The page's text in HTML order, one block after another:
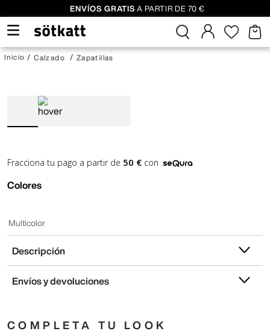
ENVÍOS GRATIS A PARTIR DE 70 €
Calzado Zapatillas
Fracciona tu pago a partir de 50 € con
Colores
Multicolor
Descripción
Envíos y devoluciones
COMPLETA TU LOOK